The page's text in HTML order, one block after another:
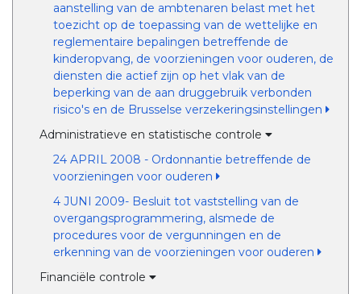
aanstelling van de ambtenaren belast met het
toezicht op de toepassing van de wettelijke en
reglementaire bepalingen betreffende de
kinderopvang, de voorzieningen voor ouderen, de
diensten die actief zijn op het vlak van de
beperking van de aan druggebruik verbonden
risico's en de Brusselse verzekeringsinstellingen
Administratieve en statistische controle
24 APRIL 2008 - Ordonnantie betreffende de
voorzieningen voor ouderen
4 JUNI 2009- Besluit tot vaststelling van de
overgangsprogrammering, alsmede de
procedures voor de vergunningen en de
erkenning van de voorzieningen voor ouderen
Financiële controle